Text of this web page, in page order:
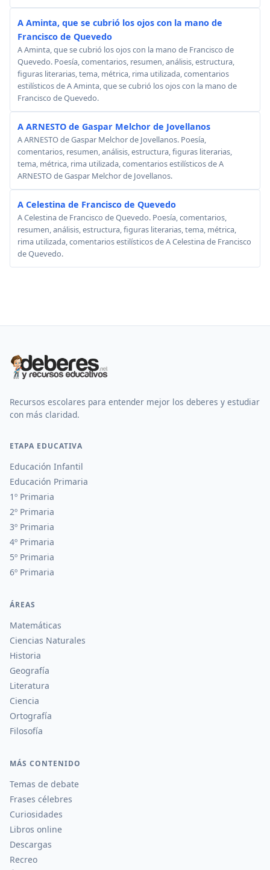
A Aminta, que se cubrió los ojos con la mano de
Francisco de Quevedo
A Aminta, que se cubrió los ojos con la mano de Francisco de
Quevedo. Poesía, comentarios, resumen, análisis, estructura,
figuras literarias, tema, métrica, rima utilizada, comentarios
estilísticos de A Aminta, que se cubrió los ojos con la mano de
Francisco de Quevedo.
A ARNESTO de Gaspar Melchor de Jovellanos
A ARNESTO de Gaspar Melchor de Jovellanos. Poesía,
comentarios, resumen, análisis, estructura, figuras literarias,
tema, métrica, rima utilizada, comentarios estilísticos de A
ARNESTO de Gaspar Melchor de Jovellanos.
A Celestina de Francisco de Quevedo
A Celestina de Francisco de Quevedo. Poesía, comentarios,
resumen, análisis, estructura, figuras literarias, tema, métrica,
rima utilizada, comentarios estilísticos de A Celestina de Francisco
de Quevedo.
Recursos escolares para entender mejor los deberes y estudiar
con más claridad.
ETAPA EDUCATIVA
Educación Infantil
Educación Primaria
1º Primaria
2º Primaria
3º Primaria
4º Primaria
5º Primaria
6º Primaria
ÁREAS
Matemáticas
Ciencias Naturales
Historia
Geografía
Literatura
Ciencia
Ortografía
Filosofía
MÁS CONTENIDO
Temas de debate
Frases célebres
Curiosidades
Libros online
Descargas
Recreo